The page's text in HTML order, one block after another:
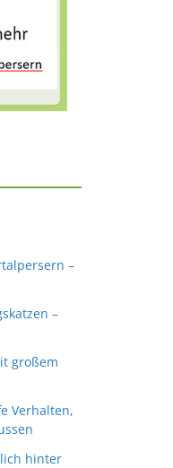
–
–
großem
Verhalten,
hinter